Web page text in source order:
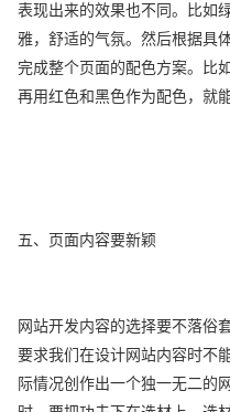
表现出来的效果也不同。比如
雅，舒适的气氛。然后根据具
完成整个页面的配色方案。比
再用红色和黑色作为配色，就
五、页面内容要新颖
网站开发内容的选择要不落俗
要求我们在设计网站内容时不
际情况创作出一个独一无二的